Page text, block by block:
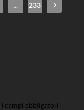
... 233
I campi obbligatori